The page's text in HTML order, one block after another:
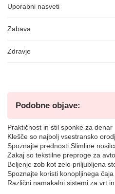
Uporabni nasveti
Zabava
Zdravje
Podobne objave:
Praktičnost in stil sponke za denar
Klešče so najbolj vsestransko
Spoznajte prednosti Slimline
Zakaj so tekstilne preproge za
Beljenje zob kot zelo priljubljena
Spoznajte koristi konopljinega čaja
Različni namakalni sistemi za vrt